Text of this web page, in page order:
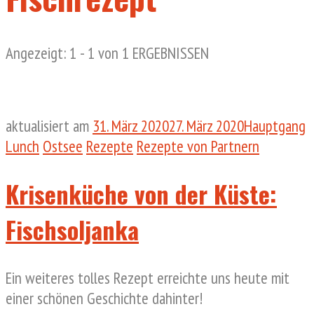
Angezeigt: 1 - 1 von 1 ERGEBNISSEN
aktualisiert am 31. März 202027. März 2020Hauptgang
Lunch Ostsee Rezepte Rezepte von Partnern
Krisenküche von der Küste:
Fischsoljanka
Ein weiteres tolles Rezept erreichte uns heute mit
einer schönen Geschichte dahinter!